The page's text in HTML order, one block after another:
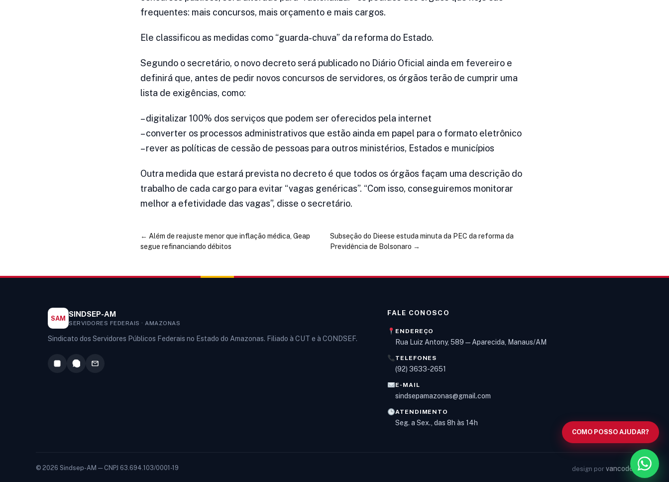
frequentes: mais concursos, mais orçamento e mais cargos.
Ele classificou as medidas como “guarda-chuva” da reforma do Estado.
Segundo o secretário, o novo decreto será publicado no Diário Oficial ainda em fevereiro e
definirá que, antes de pedir novos concursos de servidores, os órgãos terão de cumprir uma
lista de exigências, como:
– digitalizar 100% dos serviços que podem ser oferecidos pela internet
– converter os processos administrativos que estão ainda em papel para o formato eletrônico
– rever as políticas de cessão de pessoas para outros ministérios, Estados e municípios
Outra medida que estará prevista no decreto é que todos os órgãos façam uma descrição do
trabalho de cada cargo para evitar “vagas genéricas”. “Com isso, conseguiremos monitorar
melhor a efetividade das vagas”, disse o secretário.
← Além de reajuste menor que inflação médica, Geap
segue refinanciando débitos
Subseção do Dieese estuda minuta da PEC da reforma da
Previdência de Bolsonaro →
SAM SINDSEP-AM
SERVIDORES FEDERAIS · AMAZONAS
Sindicato dos Servidores Públicos Federais no Estado do Amazonas. Filiado à CUT e à CONDSEF.
FALE CONOSCO
ENDEREÇO
Rua Luiz Antony, 589 — Aparecida, Manaus/AM
TELEFONES
(92) 3633-2651
E-MAIL
sindsepamazonas@gmail.com
ATENDIMENTO
Seg. a Sex., das 8h às 14h
© 2026 Sindsep-AM — CNPJ 63.694.103/0001-19 design por vancode
COMO POSSO AJUDAR?